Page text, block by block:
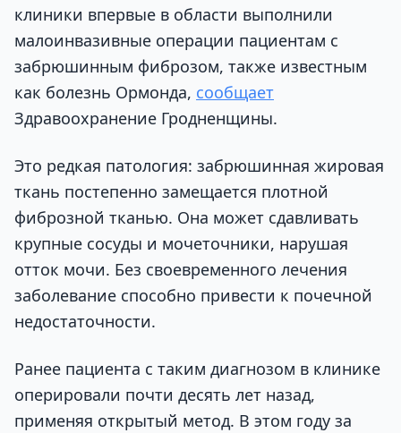
клиники впервые в области выполнили
малоинвазивные операции пациентам с
забрюшинным фиброзом, также известным
как болезнь Ормонда, сообщает
Здравоохранение Гродненщины.
Это редкая патология: забрюшинная жировая
ткань постепенно замещается плотной
фиброзной тканью. Она может сдавливать
крупные сосуды и мочеточники, нарушая
отток мочи. Без своевременного лечения
заболевание способно привести к почечной
недостаточности.
Ранее пациента с таким диагнозом в клинике
оперировали почти десять лет назад,
применяя открытый метод. В этом году за